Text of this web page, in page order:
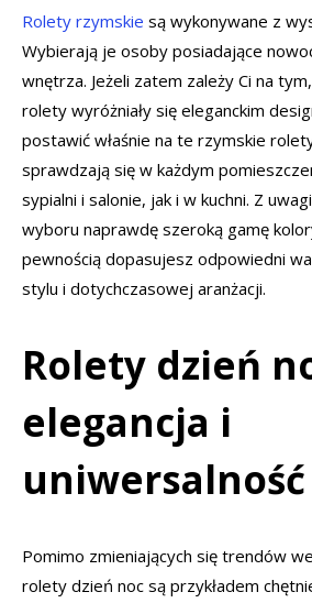
Rolety rzymskie są wykonywane z
Wybierają je osoby posiadające
wnętrza. Jeżeli zatem zależy Ci na
rolety wyróżniały się eleganckim
postawić właśnie na te rzymskie
sprawdzają się w każdym
sypialni i salonie, jak i w kuchni. Z
wyboru naprawdę szeroką gamę
pewnością dopasujesz odpowiedni
stylu i dotychczasowej aranżacji.
Rolety dzień
elegancja i
uniwersalność
Pomimo zmieniających się trendów
rolety dzień noc są przykładem